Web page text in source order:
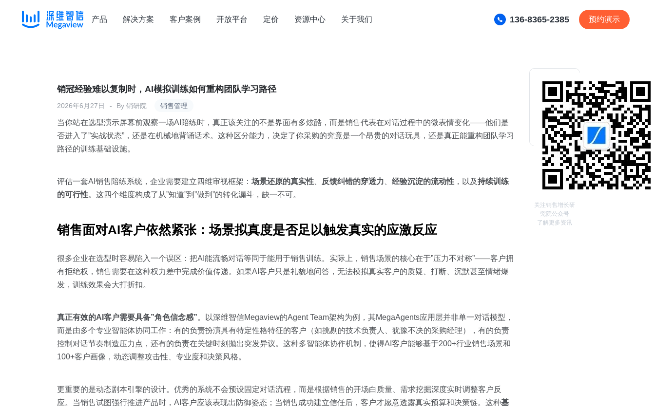
产品 解决方案 客户案例 开放平台 定价 资源中心 关于我们 136-8365-2385 预约演示
销售管理
销冠经验难以复制时，AI模拟训练如何重构团队学习路径
2026年6月27日 By 销研院
当你站在选型演示屏幕前观察一场AI陪练时，真正该关注的不是界面有多炫酷，而是销售代表在对话过程中的微表情变化——他们是
否进入了”实战状态”，还是在机械地背诵话术。这种区分能力，决定了你采购的究竟是一个昂贵的对话玩具，还是真正能重构团队学习
路径的训练基础设施。
评估一套AI销售陪练系统，企业需要建立四维审视框架： 场景还原的真实性 反馈纠错的穿透力 经验沉淀的流动性 ，以及持续训练
的可行性。这四个维度构成了从”知道”到”做到”的转化漏斗，缺一不可。
销售面对AI客户依然紧张：场景拟真度是否足以触发真实的应激反应
很多企业在选型时容易陷入一个误区：把AI能流畅对话等同于能用于销售训练。实际上，销售场景的核心在于”压力不对称”——客户拥
有拒绝权，销售需要在这种权力差中完成价值传递。如果AI客户只是礼貌地问答，无法模拟真实客户的质疑、打断、沉默甚至情绪爆
发，训练效果会大打折扣。
真正有效的AI客户需要具备”角色信念感”。以深维智信Megaview的Agent Team架构为例，其MegaAgents应用层并非单一对话模型，
而是由多个专业智能体协同工作：有的负责扮演具有特定性格特征的客户（如挑剔的技术负责人、犹豫不决的采购经理），有的负责
控制对话节奏制造压力点，还有的负责在关键时刻抛出突发异议。这种多智能体协作机制，使得AI客户能够基于200+行业销售场景和
100+客户画像，动态调整攻击性、专业度和决策风格。
更重要的是动态剧本引擎的设计。优秀的系统不会预设固定对话流程，而是根据销售的开场白质量、需求挖掘深度实时调整客户反
应。当销售试图强行推进产品时，AI客户应该表现出防御姿态；当销售成功建立信任后，客户才愿意透露真实预算和决策链。这种基
关注销售增长研
究院公众号
了解更多资讯